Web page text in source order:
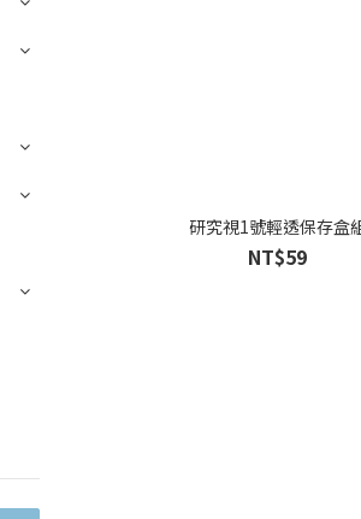
研究視1號輕透保存盒
NT$59